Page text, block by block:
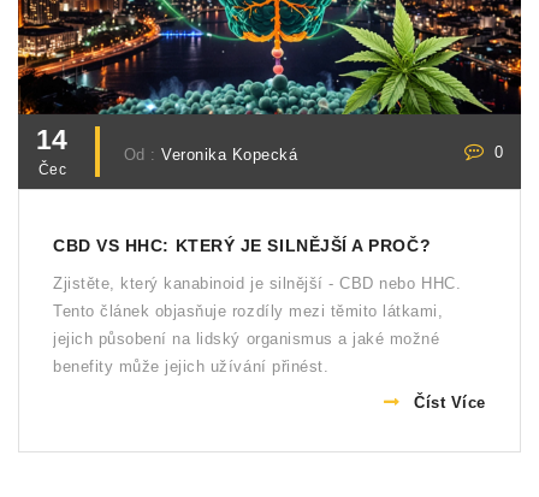
14
Čec
Od :Veronika Kopecká 0
CBD VS HHC: KTERÝ JE SILNĚJŠÍ A PROČ?
Zjistěte, který kanabinoid je silnější - CBD nebo HHC.
Tento článek objasňuje rozdíly mezi těmito látkami,
jejich působení na lidský organismus a jaké možné
benefity může jejich užívání přinést.
Číst Více